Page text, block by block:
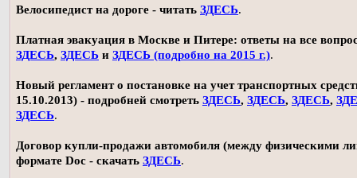
Велосипедист на дороге - читать ЗДЕСЬ.
Платная эвакуация в Москве и Питере: ответы на все
ЗДЕСЬ, ЗДЕСЬ и ЗДЕСЬ (подробно на 2015 г.).
Новый регламент о постановке на учет транспортных
15.10.2013) - подробней смотреть ЗДЕСЬ, ЗДЕСЬ, ЗДЕСЬ,
ЗДЕСЬ.
Договор купли-продажи автомобиля (между физическими
формате Doc - скачать ЗДЕСЬ.